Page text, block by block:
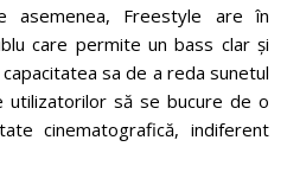
asemenea, Freestyle are în
care permite un bass clar și
sa de a reda sunetul
să se bucure de o
cinematografică, indiferent